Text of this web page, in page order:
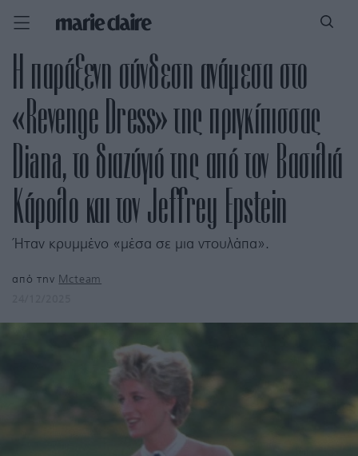
Η παράξενη σύνδεση ανάμεσα στο
«Revenge Dress» της πριγκίπισσας
Diana, το διαζύγιό της από τον Βασιλιά
Κάρολο και τον Jeffrey Epstein
Ήταν κρυμμένο «μέσα σε μια ντουλάπα».
από την Mcteam